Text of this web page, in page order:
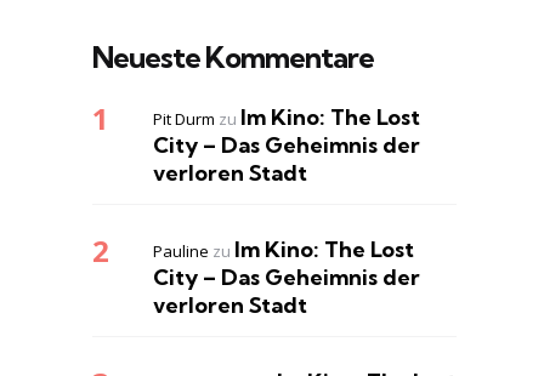
Neueste Kommentare
Pit Durm zu Im Kino: The Lost
City – Das Geheimnis der
verloren Stadt
Pauline zu Im Kino: The Lost
City – Das Geheimnis der
verloren Stadt